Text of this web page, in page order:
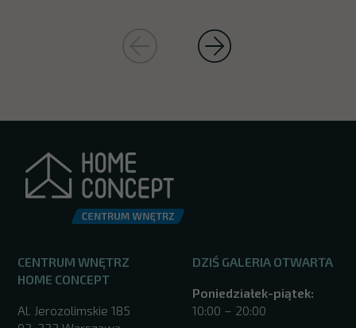
CENTRUM WNĘTRZ
HOME CONCEPT
Al. Jerozolimskie 185
DZIŚ GALERIA OTWARTA
Poniedziałek-piątek:
10:00 – 20:00